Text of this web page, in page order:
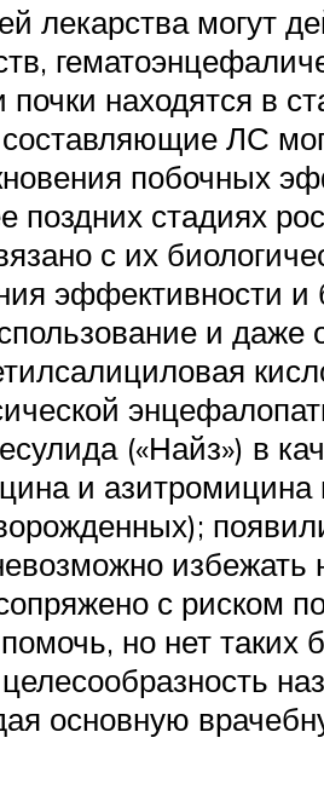
лекарства могут
находятся в
ЛС
побочных
поздних стадиях
с их
эффективности и
и
(«Найз») в
и
с риском
но нет
основную